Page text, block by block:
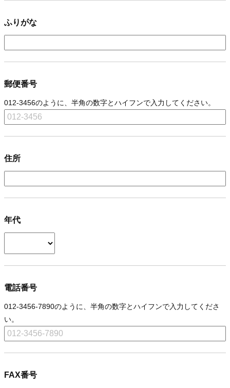
ふりがな
郵便番号
012-3456のように、半角の数字とハイフンで入力してください。
住所
年代
電話番号
012-3456-7890のように、半角の数字とハイフンで入力してくださ
い。
FAX番号